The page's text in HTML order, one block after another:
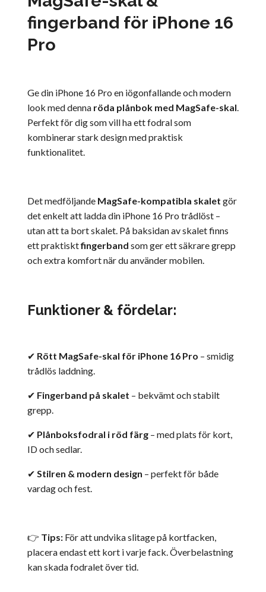
fingerband för iPhone 16
Pro
Ge din iPhone 16 Pro en iögonfallande och modern
look med denna röda plånbok med MagSafe-skal.
Perfekt för dig som vill ha ett fodral som
kombinerar stark design med praktisk
funktionalitet.
Det medföljande MagSafe-kompatibla skalet gör
det enkelt att ladda din iPhone 16 Pro trådlöst –
utan att ta bort skalet. På baksidan av skalet finns
ett praktisktfingerband som ger ett säkrare grepp
och extra komfort när du använder mobilen.
Funktioner & fördelar:
✔ Rött MagSafe-skal för iPhone 16 Pro – smidig
trådlös laddning.
✔ Fingerband på skalet – bekvämt och stabilt
grepp.
✔ Plånboksfodral i röd färg – med plats för kort,
ID och sedlar.
✔ Stilren & modern design – perfekt för både
vardag och fest.
👉 Tips: För att undvika slitage på kortfacken,
placera endast ett kort i varje fack. Överbelastning
kan skada fodralet över tid.